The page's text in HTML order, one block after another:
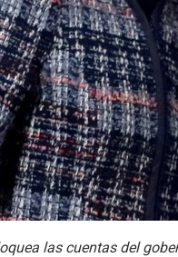
las cuentas del